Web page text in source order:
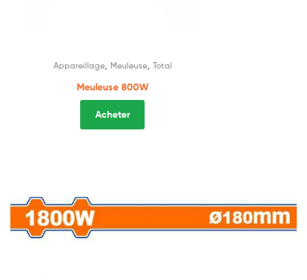
Appareillage, Meuleuse, Total
Meuleuse 800W
Acheter